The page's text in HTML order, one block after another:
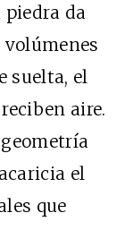
da
volúmenes
suelta, el
aire.
el
que